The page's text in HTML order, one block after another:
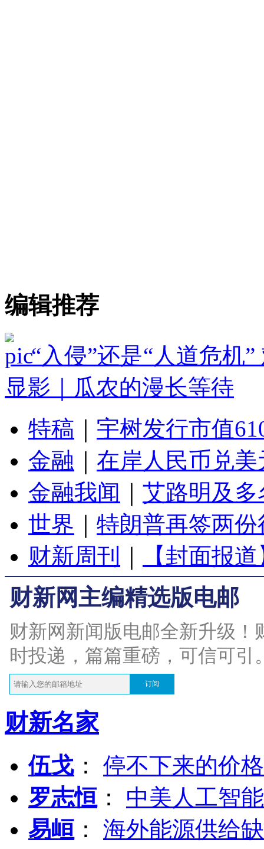
编辑推荐
“入侵”还是“人道危机
显影｜瓜农的漫长等待
特稿
宇树发行市值
金融
在岸人民币兑
金融我闻
艾路明及
世界
特朗普再签两
财新周刊
【封面报
财新网主编精选版电邮
财新网新闻版电邮全新升级
时投递，篇篇重磅，可信可引
订阅
财新名家
伍戈 ： 停不下来的价
罗志恒 ： 中美人工智
易峘 ： 海外能源供给